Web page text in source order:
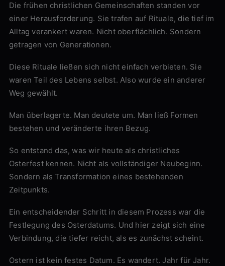
Die frühen christlichen Gemeinschaften standen vor
einer Herausforderung. Sie trafen auf Rituale, die tief im
Alltag verankert waren. Nicht oberflächlich. Sondern
getragen von Generationen.
Diese Rituale ließen sich nicht einfach verbieten. Sie
waren Teil des Lebens selbst. Also wurde ein anderer
Weg gewählt.
Man überlagerte. Man deutete um. Man ließ Formen
bestehen und veränderte ihren Bezug.
So entstand das, was wir heute als christliches
Osterfest kennen. Nicht als vollständiger Neubeginn.
Sondern als Transformation eines bestehenden
Zeitpunkts.
Ein entscheidender Schritt in diesem Prozess war die
Festlegung des Osterdatums. Und hier zeigt sich eine
Verbindung, die tiefer reicht, als es zunächst scheint.
Ostern ist kein festes Datum. Es wandert. Jahr für Jahr.